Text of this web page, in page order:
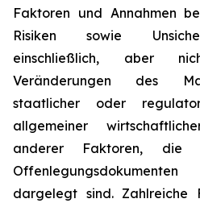
Faktoren und Annahmen
Risiken sowie
einschließlich, aber
Veränderungen des
staatlicher oder
allgemeiner
anderer Faktoren, die
dargelegt sind. Zahlreiche